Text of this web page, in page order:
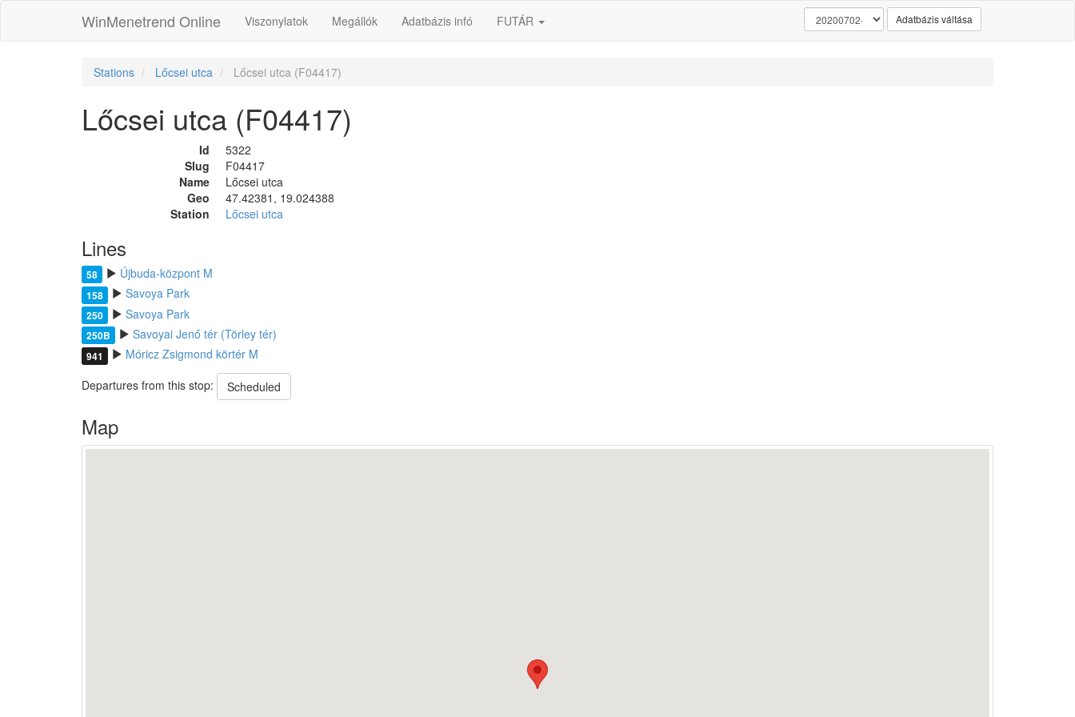
WinMenetrend Online Viszonylatok Megállók Adatbázis infó FUTÁR Adatbázis váltása
Stations Lőcsei utca Lőcsei utca (F04417)
Lőcsei utca (F04417)
Id
5322
Slug
F04417
Name
Lőcsei utca
Geo
47.42381, 19.024388
Station
Lőcsei utca
Lines
58 Újbuda-központ M
158 Savoya Park
250 Savoya Park
250B Savoyai Jenő tér (Törley tér)
941
Móricz Zsigmond körtér M
Departures from this stop:
Scheduled
Map